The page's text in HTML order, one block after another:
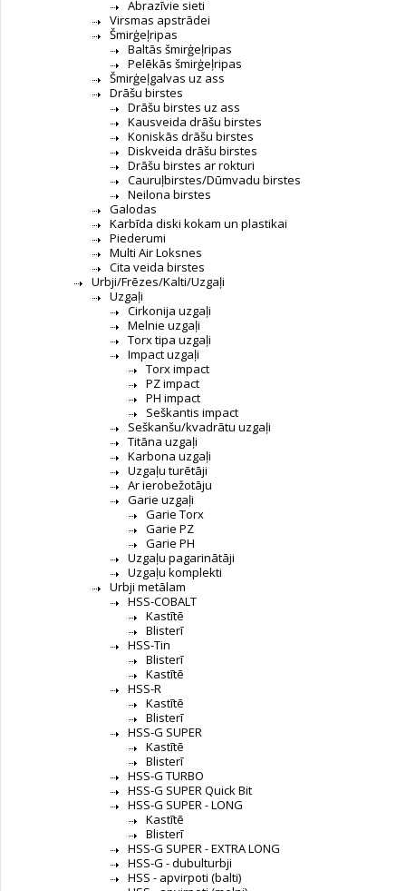
Abrazīvie sieti
Virsmas apstrādei
Šmirģeļripas
Baltās šmirģeļripas
Pelēkās šmirģeļripas
Šmirģeļgalvas uz ass
Drāšu birstes
Drāšu birstes uz ass
Kausveida drāšu birstes
Koniskās drāšu birstes
Diskveida drāšu birstes
Drāšu birstes ar rokturi
Cauruļbirstes/Dūmvadu birstes
Neilona birstes
Galodas
Karbīda diski kokam un plastikai
Piederumi
Multi Air Loksnes
Cita veida birstes
Urbji/Frēzes/Kalti/Uzgaļi
Uzgaļi
Cirkonija uzgaļi
Melnie uzgaļi
Torx tipa uzgaļi
Impact uzgaļi
Torx impact
PZ impact
PH impact
Seškantis impact
Seškanšu/kvadrātu uzgaļi
Titāna uzgaļi
Karbona uzgaļi
Uzgaļu turētāji
Ar ierobežotāju
Garie uzgaļi
Garie Torx
Garie PZ
Garie PH
Uzgaļu pagarinātāji
Uzgaļu komplekti
Urbji metālam
HSS-COBALT
Kastītē
Blisterī
HSS-Tin
Blisterī
Kastītē
HSS-R
Kastītē
Blisterī
HSS-G SUPER
Kastītē
Blisterī
HSS-G TURBO
HSS-G SUPER Quick Bit
HSS-G SUPER - LONG
Kastītē
Blisterī
HSS-G SUPER - EXTRA LONG
HSS-G - dubulturbji
HSS - apvirpoti (balti)